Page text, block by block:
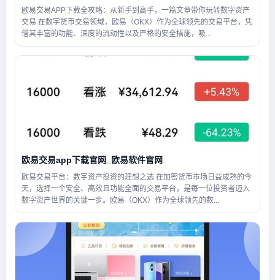
欧易交易APP下载全攻略：从新手到高手，一篇文章带你玩转数字资产
交易 在数字货币交易领域，欧易（OKX）作为全球领先的交易平台，凭
借其丰富的功能、深度的流动性以及严格的安全措施，吸...
欧易交易app下载官网_欧易软件官网
欧易交易平台：数字资产投资的理想之选 在加密货币市场日益成熟的今
天，选择一个安全、高效且功能全面的交易平台，是每一位投资者迈入
数字资产世界的关键一步。欧易（OKX）作为全球领先的数...